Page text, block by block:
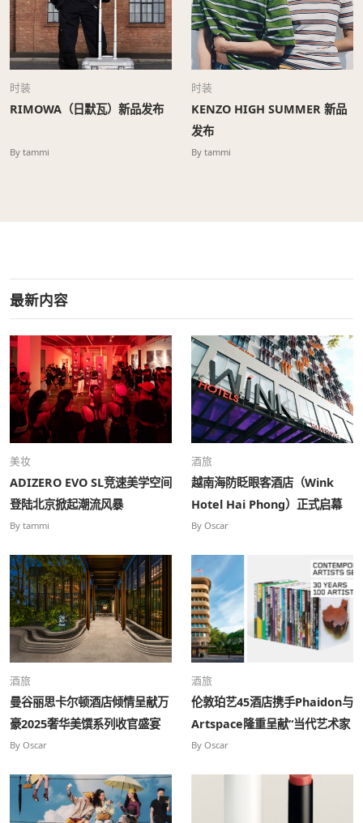
时装
RIMOWA（日默瓦）新品发布
By tammi
时装
KENZO HIGH SUMMER 新品
发布
By tammi
最新内容
美妆
ADIZERO EVO SL竞速美学空间
登陆北京掀起潮流风暴
By tammi
酒旅
越南海防眨眼客酒店（Wink
Hotel Hai Phong）正式启幕
By Oscar
酒旅
曼谷丽思卡尔顿酒店倾情呈献万
豪2025奢华美馔系列收官盛宴
——致敬泰国“被遗忘的风味”
By Oscar
酒旅
伦敦珀艺45酒店携手Phaidon与
Artspace隆重呈献“当代艺术家
系列”特展
By Oscar